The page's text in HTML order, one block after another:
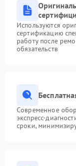
Используются
сертификацию
работу после
обязательств
Современное
экспресс-
сроки,